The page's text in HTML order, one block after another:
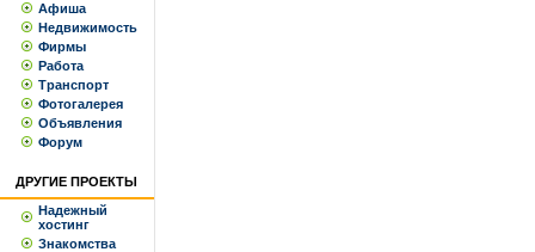
Афиша
Недвижимость
Фирмы
Работа
Транспорт
Фотогалерея
Объявления
Форум
ДРУГИЕ ПРОЕКТЫ
Надежный
хостинг
Знакомства